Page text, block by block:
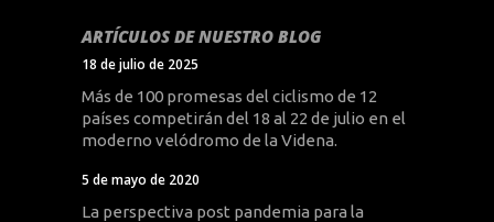
ARTÍCULOS DE NUESTRO BLOG
18 de julio de 2025
Más de 100 promesas del ciclismo de 12
países competirán del 18 al 22 de julio en el
moderno velódromo de la Videna.
5 de mayo de 2020
La perspectiva post pandemia para la